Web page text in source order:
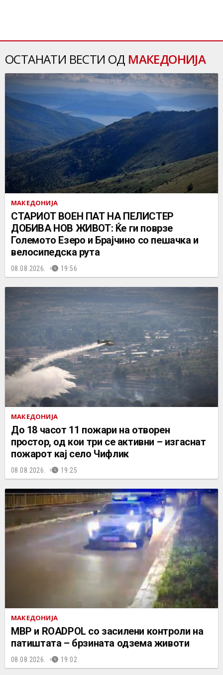
ОСТАНАТИ ВЕСТИ ОД МАКЕДОНИЈА
МАКЕДОНИЈА
СТАРИОТ ВОЕН ПАТ НА ПЕЛИСТЕР
ДОБИВА НОВ ЖИВОТ: Ќе ги поврзе
Големото Езеро и Брајчино со пешачка и
велосипедска рута
08.08.2026. 19:56
МАКЕДОНИЈА
До 18 часот 11 пожари на отворен
простор, од кои три се активни – изгаснат
пожарот кај село Чифлик
08.08.2026. 19:25
МАКЕДОНИЈА
МВР и ROADPOL со засилени контроли на
патиштата – брзината одзема животи
08.08.2026. 19:02